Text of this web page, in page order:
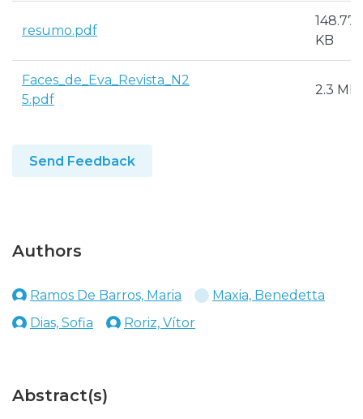
resumo.pdf
148.77
KB
Faces_de_Eva_Revista_N2
5.pdf
2.3 MB
Send Feedback
Authors
Ramos De Barros, Maria
Maxia, Benedetta
Dias, Sofia
Roriz, Vítor
Abstract(s)